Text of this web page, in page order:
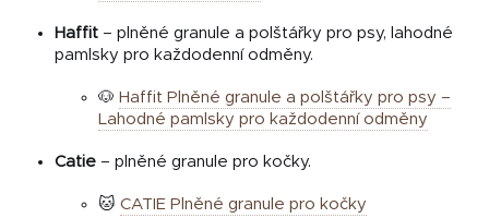
Haffit – plněné granule a polštářky pro psy, lahodné
pamlsky pro každodenní odměny.
🐶 Haffit Plněné granule a polštářky pro psy –
Lahodné pamlsky pro každodenní odměny
Catie – plněné granule pro kočky.
🐱 CATIE Plněné granule pro kočky